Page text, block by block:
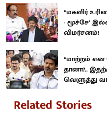
“மகளிர்
- மூச்சே’
விமர்சனம்!
“மாற்றம்
தானா?..
வெளுத்து
Related Stories